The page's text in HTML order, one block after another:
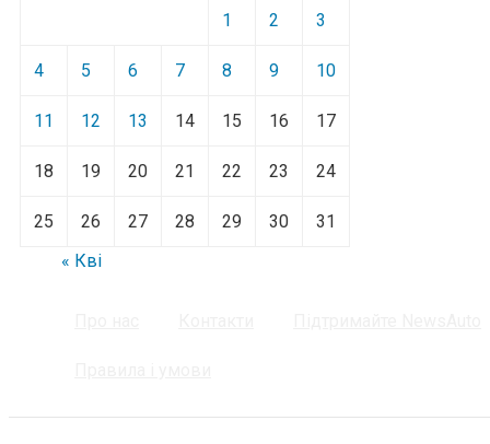
1 2 3
4 5 6 7 8 9 10
11 12 13 14 15 16 17
18 19 20 21 22 23 24
25 26 27 28 29 30
31
« Кві